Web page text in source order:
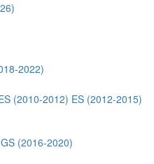
2022)
(2010-2012) ES (2012-2015)
GS (2016-2020)